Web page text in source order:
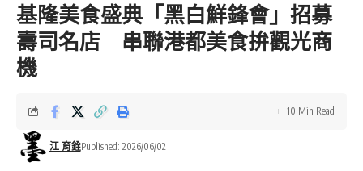
基隆美食盛典「黑白鮮鋒會」招募
壽司名店 串聯港都美食拚觀光商
機
江 育銓Published: 2026/06/02
10 Min Read